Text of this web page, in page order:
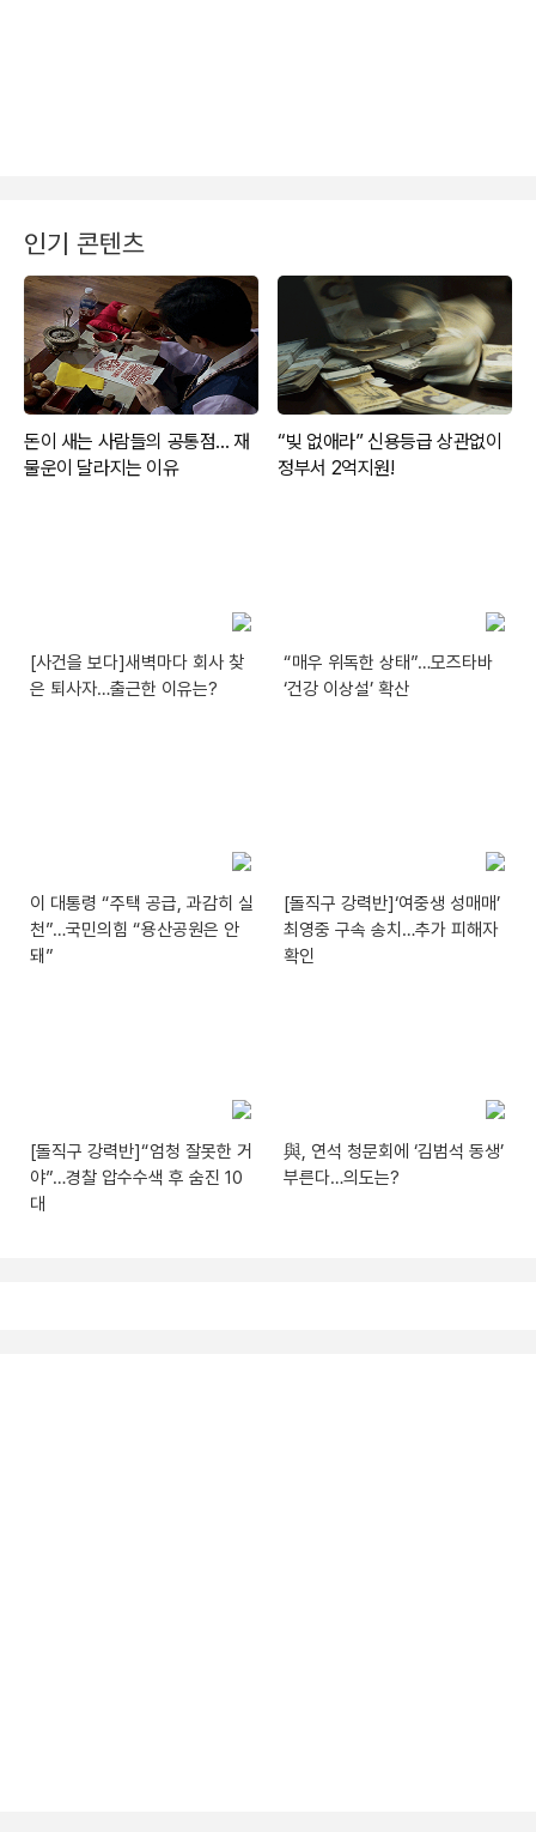
인기 콘텐츠
[사건을 보다]새벽마다 회사 찾
은 퇴사자…출근한 이유는?
“매우 위독한 상태”…모즈타바
‘건강 이상설’ 확산
이 대통령 “주택 공급, 과감히 실
천”…국민의힘 “용산공원은 안
돼”
[돌직구 강력반]‘여중생 성매매’
최영중 구속 송치…추가 피해자
확인
[돌직구 강력반]“엄청 잘못한 거
야”…경찰 압수수색 후 숨진 10
대
與, 연석 청문회에 ‘김범석 동생’
부른다…의도는?